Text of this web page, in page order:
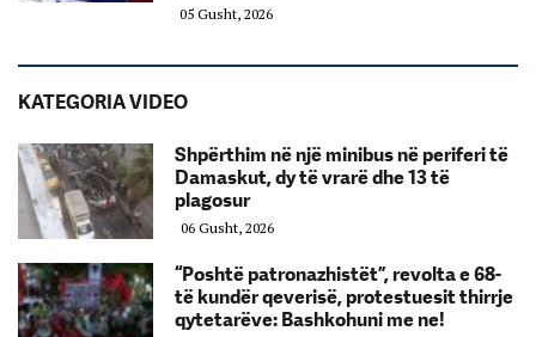
05 Gusht, 2026
KATEGORIA VIDEO
Shpërthim në një minibus në periferi të
Damaskut, dy të vrarë dhe 13 të
plagosur
06 Gusht, 2026
“Poshtë patronazhistët”, revolta e 68-
të kundër qeverisë, protestuesit thirrje
qytetarëve: Bashkohuni me ne!